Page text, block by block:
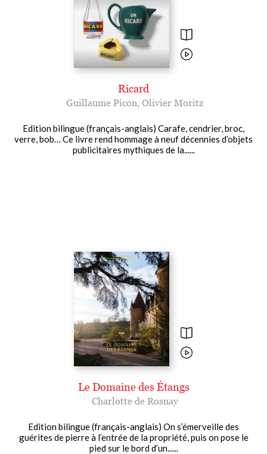
Ricard
Guillaume Picon, Olivier Moritz
Edition bilingue (français-anglais) Carafe, cendrier, broc,
verre, bob… Ce livre rend hommage à neuf décennies d’objets
publicitaires mythiques de la......
Le Domaine des Étangs
Charlotte de Rosnay
Edition bilingue (français-anglais) On s’émerveille des
guérites de pierre à l’entrée de la propriété, puis on pose le
pied sur le bord d’un......